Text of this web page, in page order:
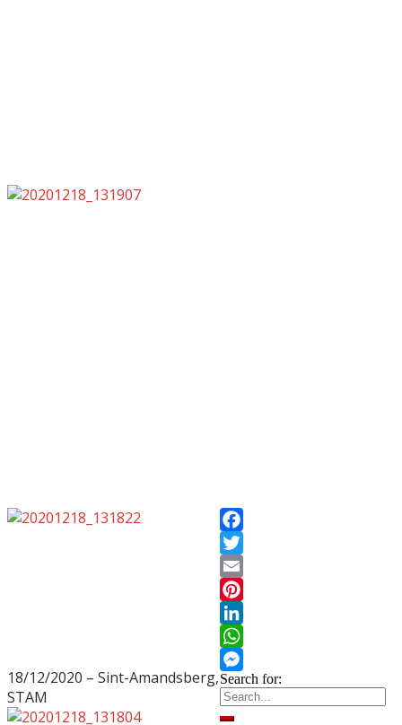
18/12/2020 – Sint-Amandsberg,
STAM
Facebook
Twitter
Email
Pinterest
LinkedIn
WhatsApp
Messenger
Search for: